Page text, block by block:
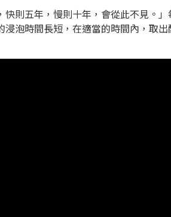
則五年，慢則十年，會從此不見。
泡時間長短，在適當的時間內，取